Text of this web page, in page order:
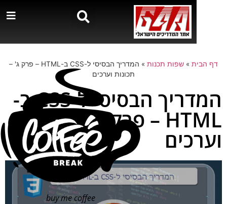
הבית »שפות תכנות»
המדריך הבסיסי ל-CSS ב-HTML – פרק ג' –
תכונות וערכים
המדריך הבסיסי ל-CSS ב-
HTML – פרק ג' – תכונות
buy me coffee